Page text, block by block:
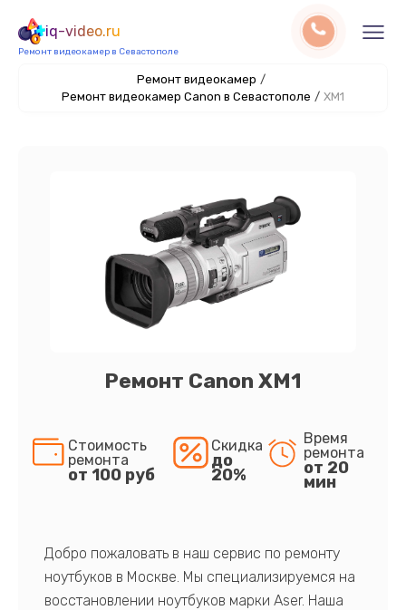
iq-video.ru
Ремонт видеокамер в Севастополе
Ремонт видеокамер /
Ремонт видеокамер Canon в Севастополе / XM1
Ремонт Canon XM1
Стоимость
ремонта
от 100 руб
Скидка
до
20%
Время
ремонта
от 20
мин
Добро пожаловать в наш сервис по ремонту
ноутбуков в Москве. Мы специализируемся на
восстановлении ноутбуков марки Aser. Наша